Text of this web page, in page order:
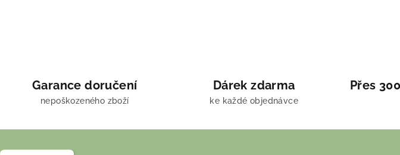
Garance doručení
nepoškozeného zboží
Dárek zdarma
ke každé objednávce
Přes